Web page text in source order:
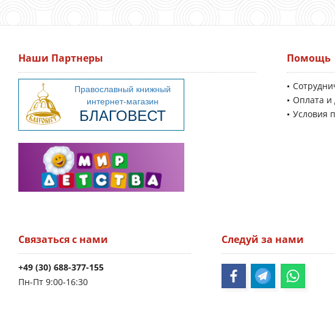
Наши Партнеры Помощь
Оплата и
Условия
Связаться с нами
+49 (30) 688-377-155
Пн-Пт 9:00-16:30
Следуй за нами